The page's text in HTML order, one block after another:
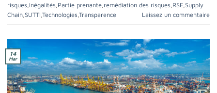
risques,Inégalités,Partie prenante,remédiation des risques,RSE,Supply
Chain,SUTTI,Technologies,Transparence Laissez un commentaire
14
Mar